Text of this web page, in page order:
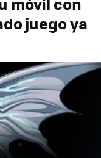
juego ya